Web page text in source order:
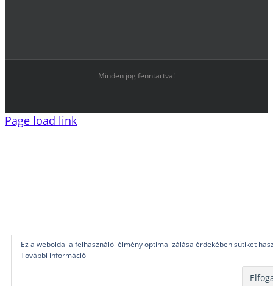
Minden jog fenntartva!
Page load link
Ez a weboldal a felhasználói élmény optimalizálása érdekében sütiket
További információ